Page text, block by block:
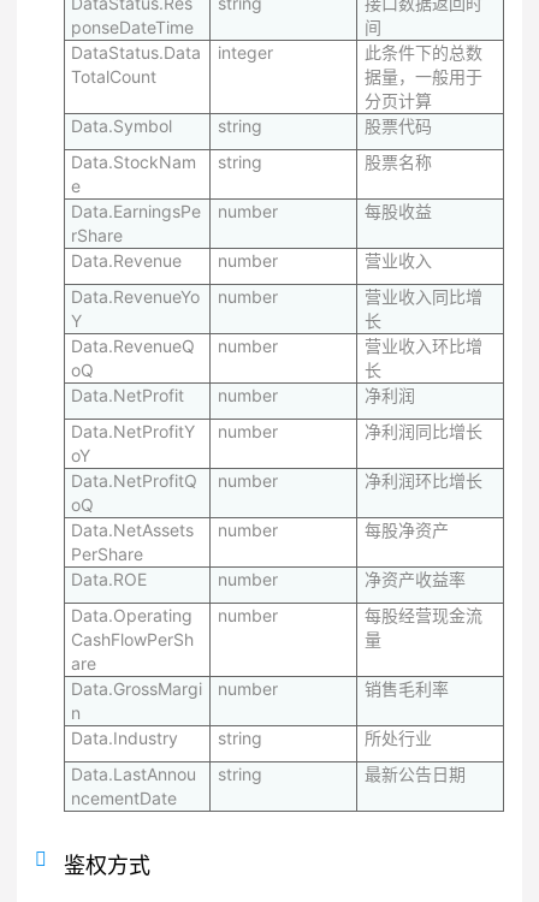
ponseDateTime
间
DataStatus.Data
TotalCount
integer
此条件下的总数
据量，一般用于
分页计算
Data.Symbol
string
股票代码
Data.StockNam
e
string 股票名称
Data.EarningsPe
rShare
number 每股收益
Data.Revenue number
营业收入
Data.RevenueYo
Y
number
营业收入同比增
长
Data.RevenueQ
oQ
number
营业收入环比增
长
Data.NetProfit
number
净利润
Data.NetProfitY
oY
number 净利润同比增长
Data.NetProfitQ
oQ
number 净利润环比增长
Data.NetAssets
PerShare
number 每股净资产
Data.ROE number
净资产收益率
Data.Operating
CashFlowPerSh
are
number
每股经营现金流
量
Data.GrossMargi
n
number 销售毛利率
Data.Industry string
所处行业
Data.LastAnnou
ncementDate
string 最新公告日期
鉴权方式